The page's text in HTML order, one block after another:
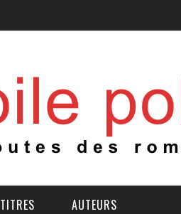
TITRES AUTEURS